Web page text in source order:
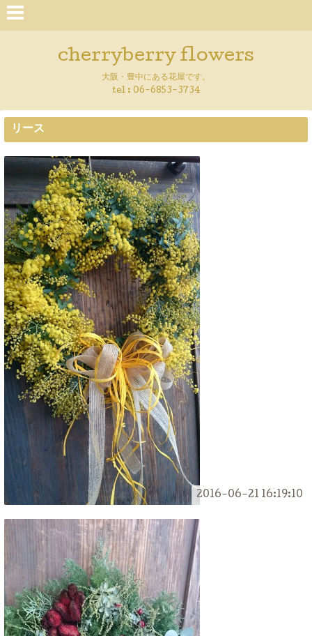
cherryberry flowers
大阪・豊中にある花屋です。
tel : 06-6853-3734
リース
2016-06-21 16:19:10